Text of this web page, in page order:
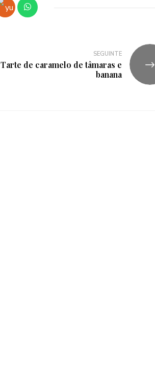
SEGUINTE
Tarte de caramelo de tâmaras e
banana